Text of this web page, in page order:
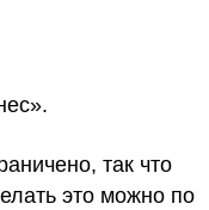
так что
это можно по